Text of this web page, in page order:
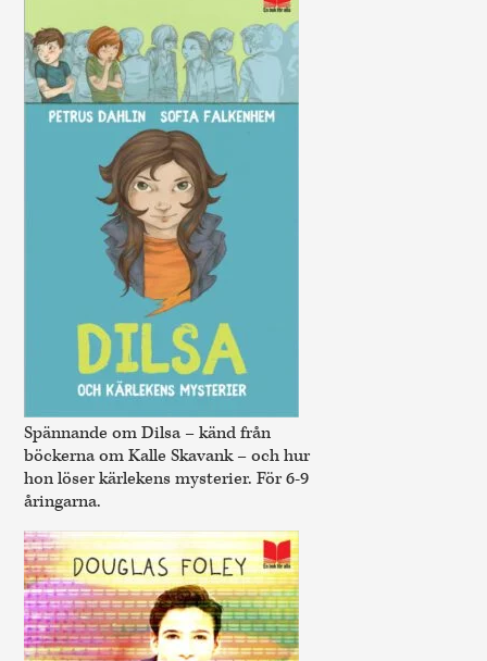
Spännande om Dilsa – känd från
böckerna om Kalle Skavank – och hur
hon löser kärlekens mysterier. För 6-9
åringarna.